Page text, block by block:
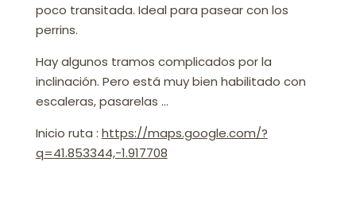
poco transitada. Ideal para pasear con los
perrins.
Hay algunos tramos complicados por la
inclinación. Pero está muy bien habilitado con
escaleras, pasarelas …
Inicio ruta : https://maps.google.com/?
q=41.853344,-1.917708